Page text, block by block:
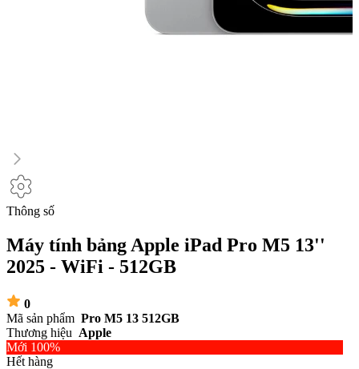
Thông số
Máy tính bảng Apple iPad Pro M5 13''
2025 - WiFi - 512GB
0
Mã sản phẩm Pro M5 13 512GB
Thương hiệu Apple
Mới 100%
Hết hàng